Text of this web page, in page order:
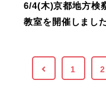
6/4(木)京都地方検
教室を開催しまし
1 2